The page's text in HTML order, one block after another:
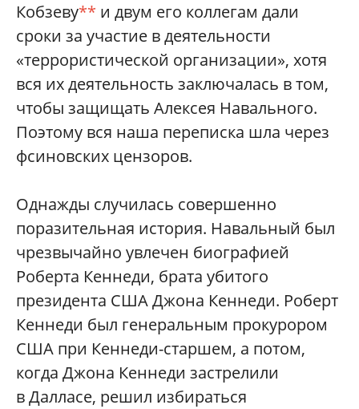
Кобзеву** и двум его коллегам дали
сроки за участие в деятельности
«террористической организации», хотя
вся их деятельность заключалась в том,
чтобы защищать Алексея Навального.
Поэтому вся наша переписка шла через
фсиновских цензоров.
Однажды случилась совершенно
поразительная история. Навальный был
чрезвычайно увлечен биографией
Роберта Кеннеди, брата убитого
президента США Джона Кеннеди. Роберт
Кеннеди был генеральным прокурором
США при Кеннеди-старшем, а потом,
когда Джона Кеннеди застрелили
в Далласе, решил избираться